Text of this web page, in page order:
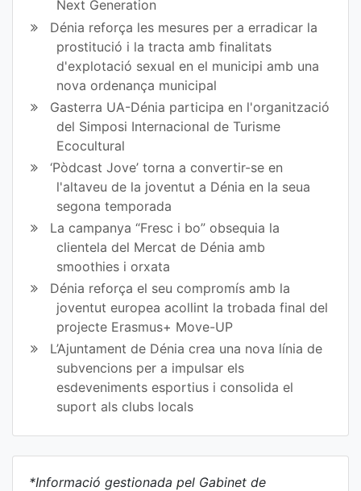
Next Generation
Dénia reforça les mesures per a erradicar la
prostitució i la tracta amb finalitats
d'explotació sexual en el municipi amb una
nova ordenança municipal
Gasterra UA-Dénia participa en l'organització
del Simposi Internacional de Turisme
Ecocultural
‘Pòdcast Jove’ torna a convertir-se en
l'altaveu de la joventut a Dénia en la seua
segona temporada
La campanya “Fresc i bo” obsequia la
clientela del Mercat de Dénia amb
smoothies i orxata
Dénia reforça el seu compromís amb la
joventut europea acollint la trobada final del
projecte Erasmus+ Move-UP
L’Ajuntament de Dénia crea una nova línia de
subvencions per a impulsar els
esdeveniments esportius i consolida el
suport als clubs locals
*Informació gestionada pel Gabinet de